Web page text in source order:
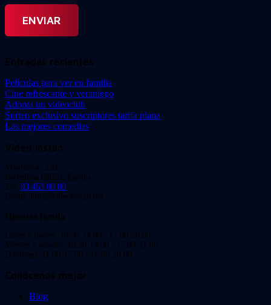
Entradas recientes
Películas para ver en familia
Cine refrescante y veraniego
Adopta un videoclub
Sorteo exclusivo suscriptores tarifa plana
Las mejores comedias
Video Instan
Viladomat, 239
Barcelona 08029. España.
Tel: 93 453 00 00
Email: info@videoinstan.net
Horario tienda
Lunes a jueves: 10:30-14:00 / 17:00-20:00
Viernes y sábado: 10:30-14:00 / 17:00-21:00
Domingo: 11:00-15:00 / 16:00-20:00
Conócenos mejor
Blog